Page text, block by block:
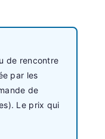
de rencontre
par les
de
Le prix qui